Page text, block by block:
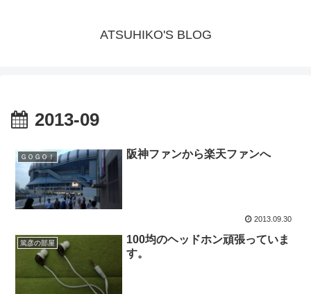
ATSUHIKO'S BLOG
2013-09
ＧＯＧＯ！ 阪神ファンから楽天ファンへ
2013.09.30
篤彦の部屋
100均のヘッドホン頑張っていま
す。